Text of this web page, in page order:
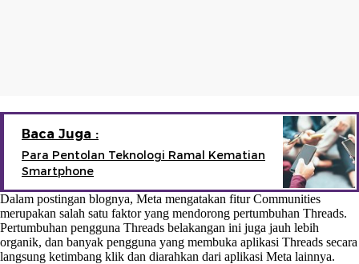
Baca Juga :
Para Pentolan Teknologi Ramal Kematian
Smartphone
Dalam postingan blognya, Meta mengatakan fitur Communities
merupakan salah satu faktor yang mendorong pertumbuhan Threads.
Pertumbuhan pengguna Threads belakangan ini juga jauh lebih
organik, dan banyak pengguna yang membuka aplikasi Threads secara
langsung ketimbang klik dan diarahkan dari aplikasi Meta lainnya.